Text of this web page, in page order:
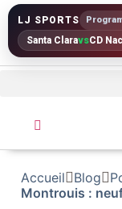
LJ SPORTS
Santa ClaravsCD
Accueil Blog
Montrouis :